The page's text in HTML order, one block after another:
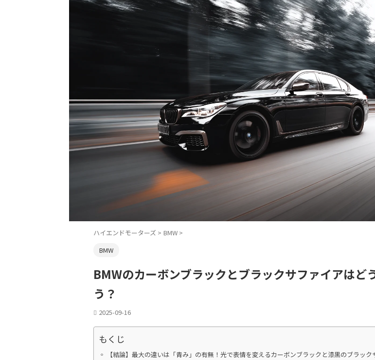
ハイエンドモーターズ > BMW >
BMW
BMWのカーボンブラックとブラックサファイアはど
う？
2025-09-16
もくじ
【結論】最大の違いは「青み」の有無！光で表情を変えるカーボンブラックと漆黒のブラック